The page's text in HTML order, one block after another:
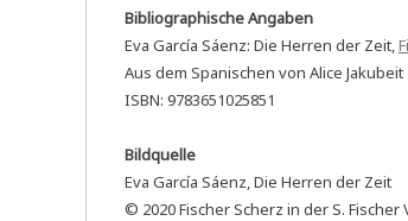
Bibliographische Angaben
Eva García Sáenz: Die Herren der Zeit,
Aus dem Spanischen von Alice Jakubeit
ISBN: 9783651025851
Bildquelle
Eva García Sáenz, Die Herren der Zeit
© 2020 Fischer Scherz in der S. Fischer